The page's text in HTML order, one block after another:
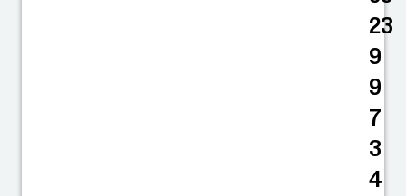
23
9
9
7
3
4